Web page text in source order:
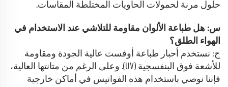
حلول مرنة لحمولات الحاويات المختلطة المقاسات.
س: هل طباعة الألوان مقاومة للتلاشي عند الاستخدام في
الهواء الطلق؟
ج: نستخدم أحبار طباعة أوفست عالية الجودة ومقاومة
للأشعة فوق البنفسجية (UV). وعلى الرغم من متانتها العالية،
فإننا نوصي باستخدام هذه الفوانيس في أماكن خارجية